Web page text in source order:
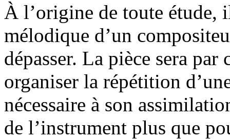
À l’origine de toute étude,
mélodique d’un
dépasser. La pièce sera
organiser la répétition
nécessaire à son
de l’instrument plus que